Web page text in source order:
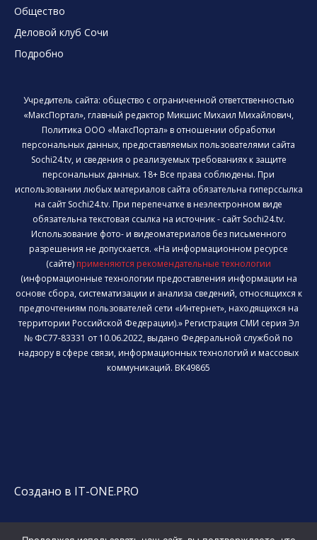
Общество
Деловой клуб Сочи
Подробно
Учредитель сайта: общество с ограниченной ответственностью
«МаксПортал», главный редактор Микшис Михаил Михайлович,
Политика ООО «МаксПортал» в отношении обработки
персональных данных, предоставляемых пользователями сайта
Sochi24.tv, и сведения о реализуемых требованиях к защите
персональных данных. 18+ Все права соблюдены. При
использовании любых материалов сайта обязательна гиперссылка
на сайт Sochi24.tv. При перепечатке в неэлектронном виде
обязательна текстовая ссылка на источник - сайт Sochi24.tv.
Использование фото- и видеоматериалов без письменного
разрешения не допускается. «На информационном ресурсе
(сайте) применяются рекомендательные технологии
(информационные технологии предоставления информации на
основе сбора, систематизации и анализа сведений, относящихся к
предпочтениям пользователей сети «Интернет», находящихся на
территории Российской Федерации).» Регистрация СМИ серия Эл
№ ФС77-83331 от 10.06.2022, выдано Федеральной службой по
надзору в сфере связи, информационных технологий и массовых
коммуникаций. ВК49865
Создано в IT-ONE.PRO